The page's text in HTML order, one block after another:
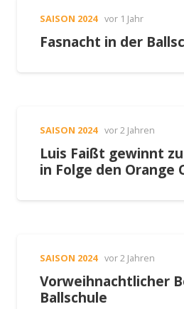
SAISON 2024 vor 1 Jahr
Fasnacht in der
SAISON 2024 vor 2 Jahren
Luis Faißt gewinnt
in Folge den Orange
SAISON 2024 vor 2 Jahren
Vorweihnachtlicher
Ballschule